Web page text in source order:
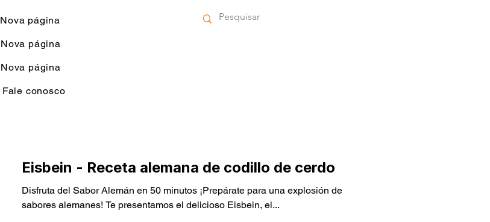
Nova página
Nova página
Nova página
Fale conosco
Eisbein - Receta alemana de codillo de cerdo
Disfruta del Sabor Alemán en 50 minutos ¡Prepárate para una explosión de
sabores alemanes! Te presentamos el delicioso Eisbein, el...